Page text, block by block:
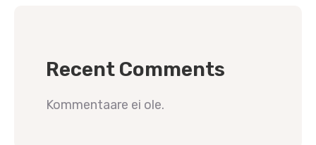
Recent Comments
Kommentaare ei ole.